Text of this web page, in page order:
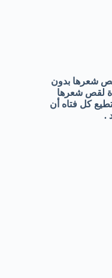
شعرها بدون
لقص شعرها
كل فتاه أن
.